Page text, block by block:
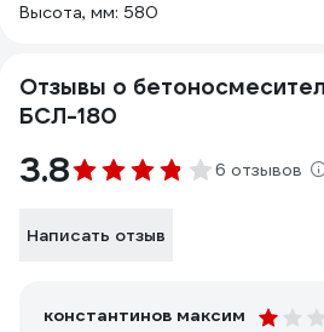
Высота, мм: 580
Отзывы о
БСЛ-180
3.8 6 отзывов
Написать отзыв
константинов максим